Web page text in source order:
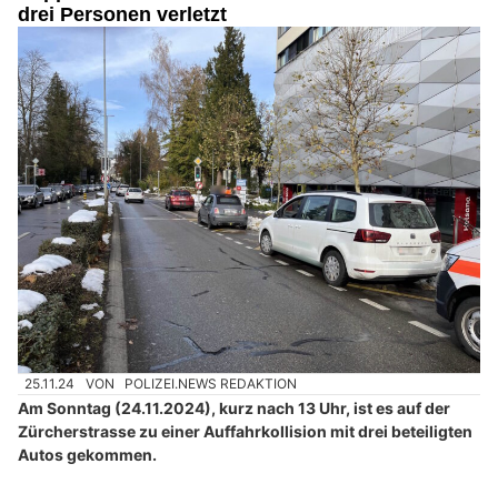
drei Personen verletzt
25.11.24 VON POLIZEI.NEWS REDAKTION
Am Sonntag (24.11.2024), kurz nach 13 Uhr, ist es auf der
Zürcherstrasse zu einer Auffahrkollision mit drei beteiligten
Autos gekommen.